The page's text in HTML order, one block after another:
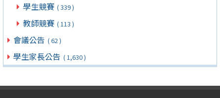
學生競賽 ( 339 )
教師競賽 ( 113 )
會議公告 ( 62 )
學生家長公告 ( 1,630 )